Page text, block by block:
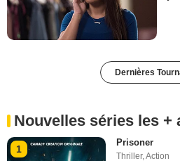
Dernières
Nouvelles séries les +
1
Prisoner
Thriller,Action